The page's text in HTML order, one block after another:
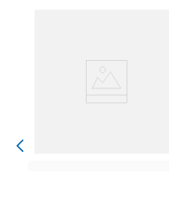
como morango e
toque floral. Seu
acidez
experiência